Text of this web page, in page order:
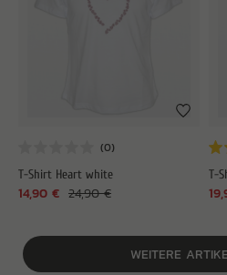
T-Shirt Heart white
24,90 €
14,90 €
T-
WEITERE